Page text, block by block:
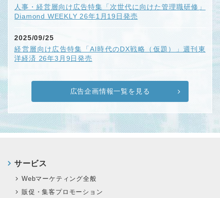
人事・経営層向け広告特集「次世代に向けた管理職研修」
Diamond WEEKLY 26年1月19日発売
2025/09/25
経営層向け広告特集「AI時代のDX戦略（仮題）」週刊東
洋経済 26年3月9日発売
広告企画情報一覧を見る
サービス
Webマーケティング全般
販促・集客プロモーション